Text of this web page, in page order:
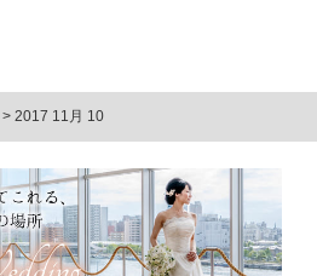
2017 11月 10